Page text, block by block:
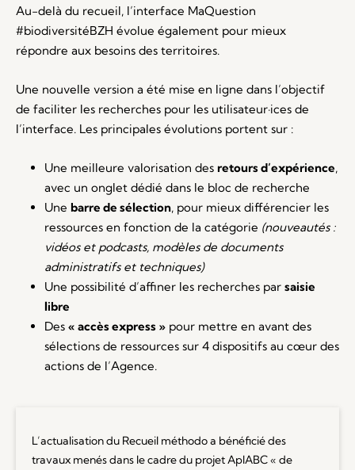
Au-delà du recueil, l’interface MaQuestion
#biodiversitéBZH évolue également pour mieux
répondre aux besoins des territoires.
Une nouvelle version a été mise en ligne dans l’objectif
de faciliter les recherches pour les utilisateur·ices de
l’interface. Les principales évolutions portent sur :
Une meilleure valorisation des retours d’expérience,
avec un onglet dédié dans le bloc de recherche
Une barre de sélection, pour mieux différencier les
ressources en fonction de la catégorie (nouveautés :
vidéos et podcasts, modèles de documents
administratifs et techniques)
Une possibilité d’affiner les recherches par saisie
libre
Des « accès express » pour mettre en avant des
sélections de ressources sur 4 dispositifs au cœur des
actions de l’Agence.
L’actualisation du Recueil méthodo a bénéficié des
travaux menés dans le cadre du projet AplABC « de